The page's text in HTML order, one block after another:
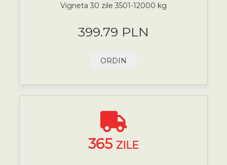
Vigneta 30 zile 3501-12000 kg
399.79 PLN
ORDIN
365 ZILE